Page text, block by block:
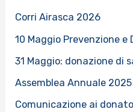
Corri Airasca 2026
10 Maggio Prevenzione
31 Maggio: donazione di
Assemblea Annuale 2025
Comunicazione ai